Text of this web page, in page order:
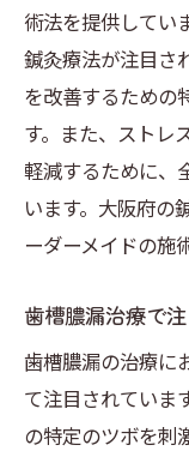
術法を提供してい
鍼灸療法が注目さ
を改善するための
す。また、ストレ
軽減するために、
います。大阪府の
ーダーメイドの施
歯槽膿漏治療で
歯槽膿漏の治療に
て注目されていま
の特定のツボを刺